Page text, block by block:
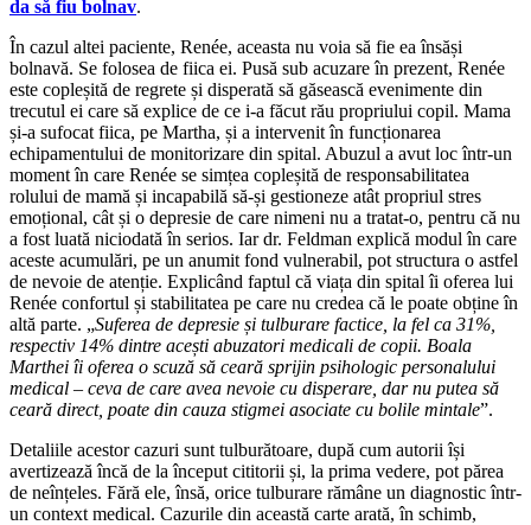
da să fiu bolnav.
În cazul altei paciente, Renée, aceasta nu voia să fie ea însăși
bolnavă. Se folosea de fiica ei. Pusă sub acuzare în prezent, Renée
este copleșită de regrete și disperată să găsească evenimente din
trecutul ei care să explice de ce i-a făcut rău propriului copil. Mama
și-a sufocat fiica, pe Martha, și a intervenit în funcționarea
echipamentului de monitorizare din spital. Abuzul a avut loc într-un
moment în care Renée se simțea copleșită de responsabilitatea
rolului de mamă și incapabilă să-și gestioneze atât propriul stres
emoțional, cât și o depresie de care nimeni nu a tratat-o, pentru că nu
a fost luată niciodată în serios. Iar dr. Feldman explică modul în care
aceste acumulări, pe un anumit fond vulnerabil, pot structura o astfel
de nevoie de atenție. Explicând faptul că viața din spital îi oferea lui
Renée confortul și stabilitatea pe care nu credea că le poate obține în
altă parte. „Suferea de depresie și tulburare factice, la fel ca 31%,
respectiv 14% dintre acești abuzatori medicali de copii. Boala
Marthei îi oferea o scuză să ceară sprijin psihologic personalului
medical – ceva de care avea nevoie cu disperare, dar nu putea să
ceară direct, poate din cauza stigmei asociate cu bolile mintale”.
Detaliile acestor cazuri sunt tulburătoare, după cum autorii își
avertizează încă de la început cititorii și, la prima vedere, pot părea
de neînțeles. Fără ele, însă, orice tulburare rămâne un diagnostic într-
un context medical. Cazurile din această carte arată, în schimb,